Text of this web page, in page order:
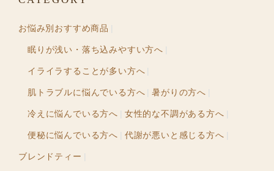
お悩み別おすすめ商品
眠りが浅い・落ち込みやすい方へ
イライラすることが多い方へ
肌トラブルに悩んでいる方へ 暑がりの方へ
冷えに悩んでいる方へ 女性的な不調がある方へ
便秘に悩んでいる方へ 代謝が悪いと感じる方へ
ブレンドティー